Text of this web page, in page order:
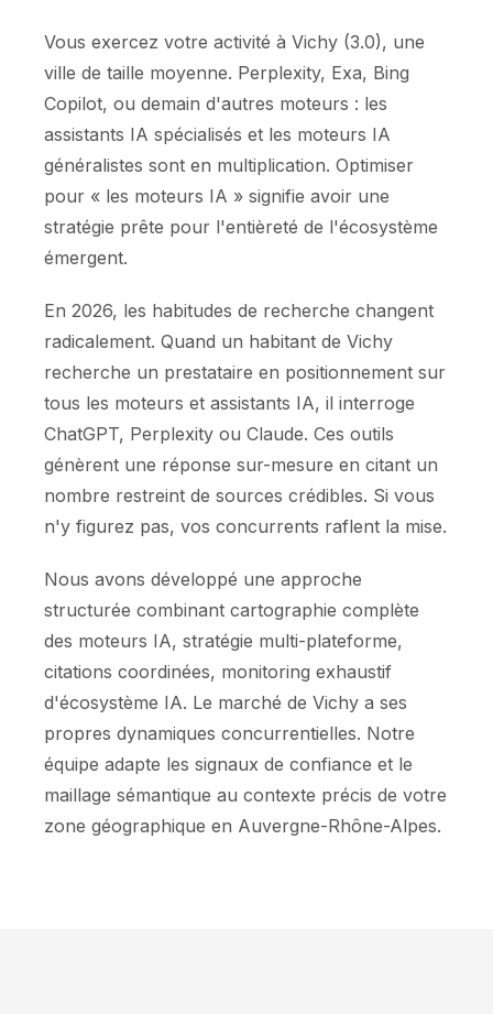
Vous exercez votre activité à Vichy (3.0), une
ville de taille moyenne. Perplexity, Exa, Bing
Copilot, ou demain d'autres moteurs : les
assistants IA spécialisés et les moteurs IA
généralistes sont en multiplication. Optimiser
pour « les moteurs IA » signifie avoir une
stratégie prête pour l'entièreté de l'écosystème
émergent.
En 2026, les habitudes de recherche changent
radicalement. Quand un habitant de Vichy
recherche un prestataire en positionnement sur
tous les moteurs et assistants IA, il interroge
ChatGPT, Perplexity ou Claude. Ces outils
génèrent une réponse sur-mesure en citant un
nombre restreint de sources crédibles. Si vous
n'y figurez pas, vos concurrents raflent la mise.
Nous avons développé une approche
structurée combinant cartographie complète
des moteurs IA, stratégie multi-plateforme,
citations coordinées, monitoring exhaustif
d'écosystème IA. Le marché de Vichy a ses
propres dynamiques concurrentielles. Notre
équipe adapte les signaux de confiance et le
maillage sémantique au contexte précis de votre
zone géographique en Auvergne-Rhône-Alpes.